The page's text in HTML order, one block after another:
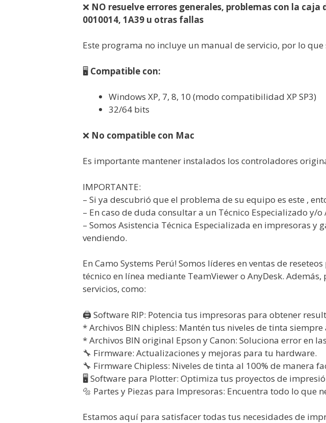
❌ NO resuelve errores generales, problemas con la
0010014, 1A39 u otras fallas
Este programa no incluye un manual de servicio, por lo
🖥️ Compatible con:
Windows XP, 7, 8, 10 (modo compatibilidad XP SP3)
32/64 bits
❌ No compatible con Mac
Es importante mantener instalados los controladores
IMPORTANTE:
– Si ya descubrió que el problema de su equipo es este ,
– En caso de duda consultar a un Técnico Especializado y/
– Somos Asistencia Técnica Especializada en impresoras
vendiendo.
En Camo Systems Perú! Somos líderes en ventas de
técnico en línea mediante TeamViewer o AnyDesk.
servicios, como:
🖨️ Software RIP: Potencia tus impresoras para obtener
* Archivos BIN chipless: Mantén tus niveles de tinta siempre
* Archivos BIN original Epson y Canon: Soluciona error en
🔧 Firmware: Actualizaciones y mejoras para tu hardware.
🔧 Firmware Chipless: Niveles de tinta al 100% de manera
🖥️ Software para Plotter: Optimiza tus proyectos de
🔩 Partes y Piezas para Impresoras: Encuentra todo lo
Estamos aquí para satisfacer todas tus necesidades de